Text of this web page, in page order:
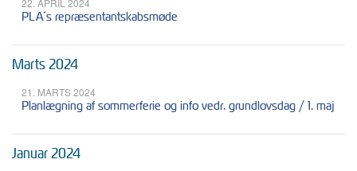
22. APRIL 2024
PLA´s repræsentantskabsmøde
Marts 2024
21. MARTS 2024
Planlægning af sommerferie og info vedr. grundlovsdag / 1. maj
Januar 2024